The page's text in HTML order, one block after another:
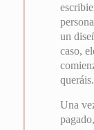
un
caso,
queráis.
Una